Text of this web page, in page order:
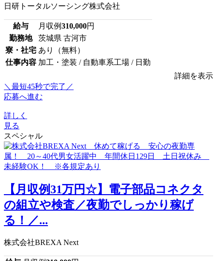
日研トータルソーシング株式会社
給与 月収例310,000円
勤務地
茨城県 古河市
寮・社宅 あり（無料）
仕事内容 加工・塗装 / 自動車系工場 / 日勤
詳細を表示
＼最短45秒で完了／
応募へ進む
詳しく
見る
スペシャル
【月収例31万円☆】電子部品コネクタ
の組立や検査／夜勤でしっかり稼げ
る！／...
株式会社BREXA Next